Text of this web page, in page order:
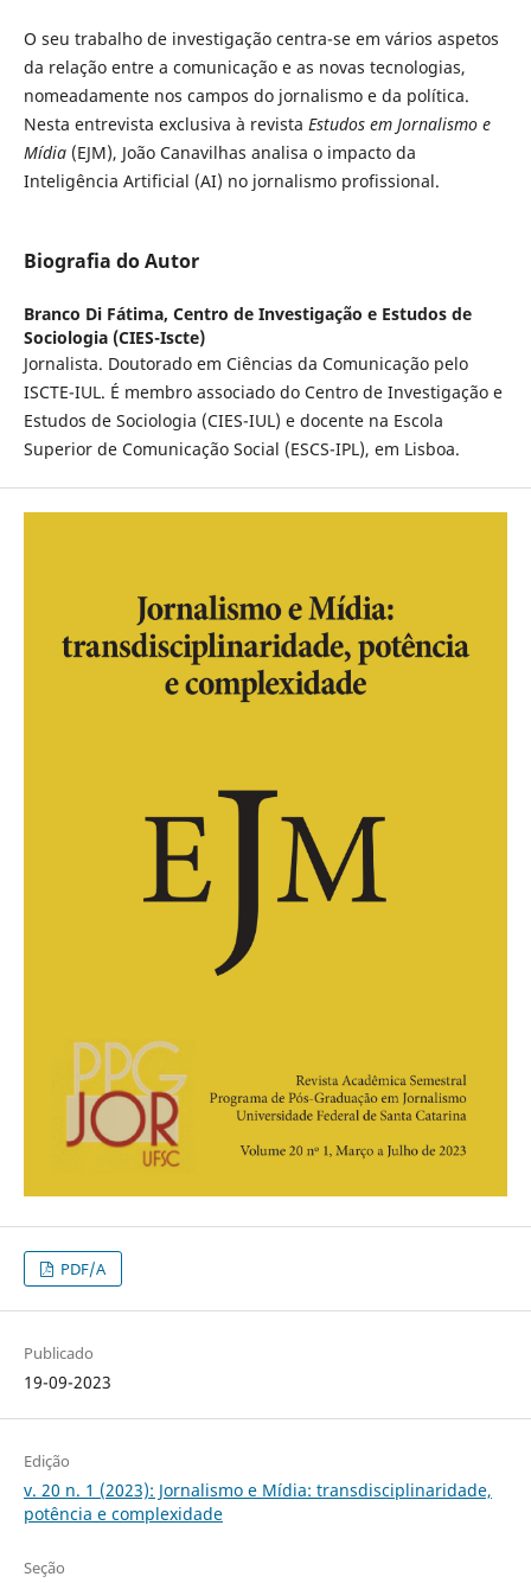
O seu trabalho de investigação centra-se em vários aspetos
da relação entre a comunicação e as novas tecnologias,
nomeadamente nos campos do jornalismo e da política.
Nesta entrevista exclusiva à revista Estudos em Jornalismo e
Mídia(EJM), João Canavilhas analisa o impacto da
Inteligência Artificial (AI) no jornalismo profissional.
Biografia do Autor
Branco Di Fátima, Centro de Investigação e Estudos de
Sociologia (CIES-Iscte)
Jornalista. Doutorado em Ciências da Comunicação pelo
ISCTE-IUL. É membro associado do Centro de Investigação e
Estudos de Sociologia (CIES-IUL) e docente na Escola
Superior de Comunicação Social (ESCS-IPL), em Lisboa.
PDF/A
Publicado
19-09-2023
Edição
v. 20 n. 1 (2023): Jornalismo e Mídia: transdisciplinaridade,
potência e complexidade
Seção